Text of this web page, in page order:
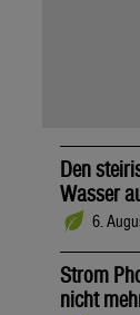
Den
Wasser
6.
Strom
nicht